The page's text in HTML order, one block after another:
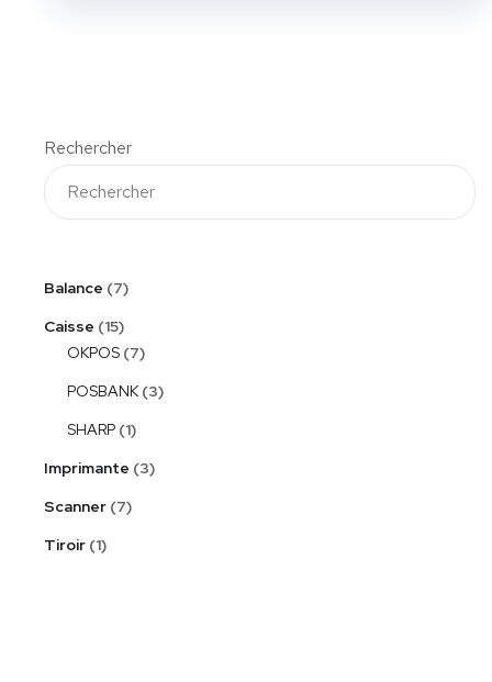
Rechercher
Balance
7
Caisse
15
OKPOS 7
POSBANK 3
SHARP 1
Imprimante
3
Scanner 7
Tiroir 1